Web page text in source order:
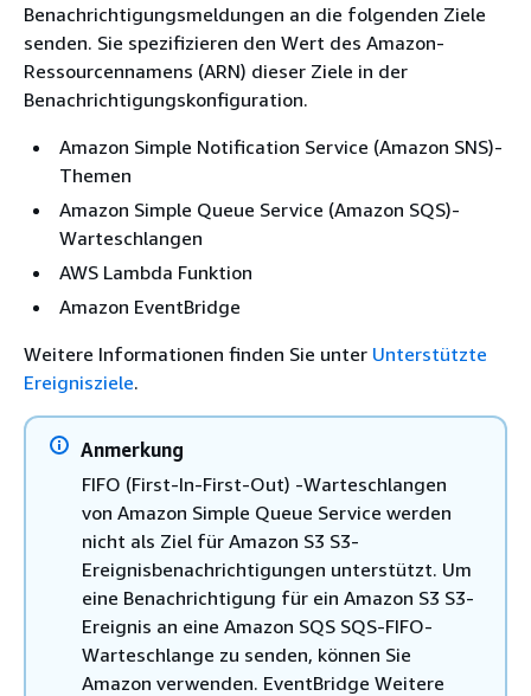
Benachrichtigungsmeldungen an die folgenden Ziele
senden. Sie spezifizieren den Wert des Amazon-
Ressourcennamens (ARN) dieser Ziele in der
Benachrichtigungskonfiguration.
Amazon Simple Notification Service (Amazon SNS)-
Themen
Amazon Simple Queue Service (Amazon SQS)-
Warteschlangen
AWS Lambda Funktion
Amazon EventBridge
Weitere Informationen finden Sie unter Unterstützte
Ereignisziele.
Anmerkung
FIFO (First-In-First-Out) -Warteschlangen
von Amazon Simple Queue Service werden
nicht als Ziel für Amazon S3 S3-
Ereignisbenachrichtigungen unterstützt. Um
eine Benachrichtigung für ein Amazon S3 S3-
Ereignis an eine Amazon SQS SQS-FIFO-
Warteschlange zu senden, können Sie
Amazon verwenden. EventBridge Weitere